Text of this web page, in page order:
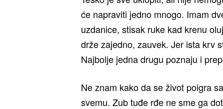
će napraviti jedno mnogo. Imam
uzdanice, stisak ruke kad krenu
drže zajedno, zauvek. Jer ista krv
Najbolje jedna drugu poznaju i
Ne znam kako da se život poigra
svemu. Zub tuđe rđe ne sme ga